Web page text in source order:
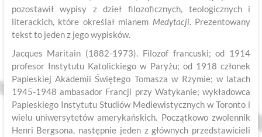
pozostawił wypisy z dzieł filozoficznych, teologicznych i
literackich, które określał mianem Medytacji. Prezentowany
tekst to jeden z jego wypisków.
Jacques Maritain (1882-1973). Filozof francuski; od 1914
profesor Instytutu Katolickiego w Paryżu; od 1918 członek
Papieskiej Akademii Świętego Tomasza w Rzymie; w latach
1945-1948 ambasador Francji przy Watykanie; wykładowca
Papieskiego Instytutu Studiów Mediewistycznych w Toronto i
wielu uniwersytetów amerykańskich. Początkowo zwolennik
Henri Bergsona, następnie jeden z głównych przedstawicieli